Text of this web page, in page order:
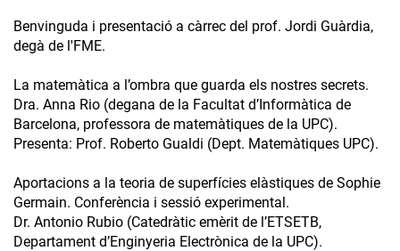
Benvinguda i presentació a càrrec del prof. Jordi Guàrdia,
degà de l'FME.
La matemàtica a l’ombra que guarda els nostres secrets.
Dra. Anna Rio (degana de la Facultat d’Informàtica de
Barcelona, professora de matemàtiques de la UPC).
Presenta: Prof. Roberto Gualdi (Dept. Matemàtiques UPC).
Aportacions a la teoria de superfícies elàstiques de Sophie
Germain. Conferència i sessió experimental.
Dr. Antonio Rubio (Catedràtic emèrit de l’ETSETB,
Departament d’Enginyeria Electrònica de la UPC).